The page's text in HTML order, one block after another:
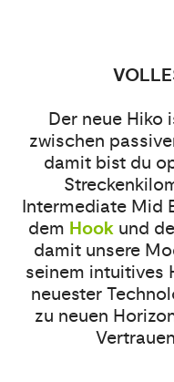
Der neue Hiko
zwischen
damit bist du
Intermediate Mid
dem Hookund
damit unsere
seinem intuitives
neuester
zu neuen